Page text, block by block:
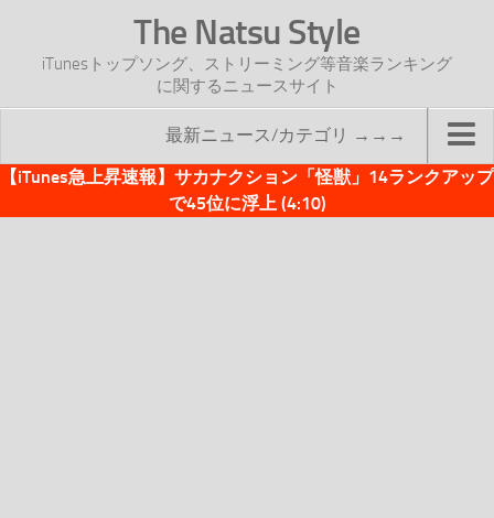
The Natsu Style
iTunesトップソング、ストリーミング等音楽ランキング
に関するニュースサイト
最新ニュース/カテゴリ →→→
TOP
【iTunes急上昇速報】サカナクション「怪獣」14ランクアップ
で45位に浮上 (4:10)